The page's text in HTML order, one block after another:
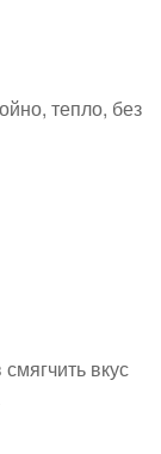
тепло, без
вкус